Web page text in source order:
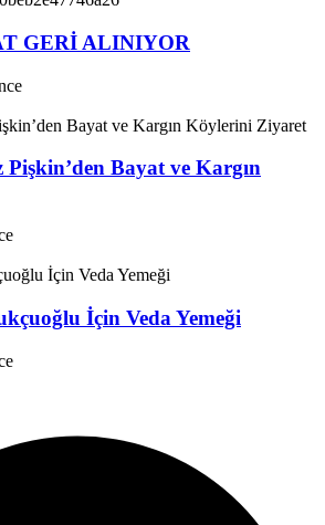
GERİ ALINIYOR
Bayat ve Kargın
İçin Veda Yemeği